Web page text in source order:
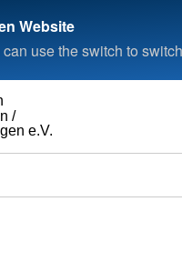
Website
use the switch to
e.V.
/